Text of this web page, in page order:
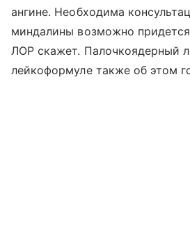
ангине. Необходима
миндалины возможно
ЛОР скажет. Палочкоядерный
лейкоформуле также об этом